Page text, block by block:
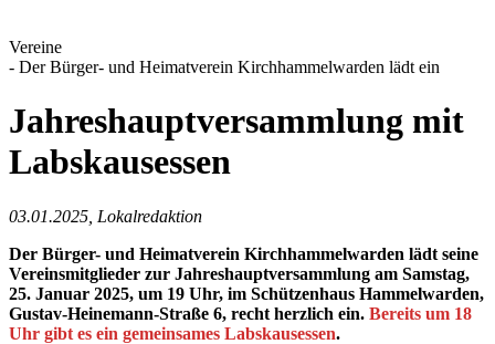
Vereine
- Der Bürger- und Heimatverein Kirchhammelwarden lädt ein
Jahreshauptversammlung mit
Labskausessen
03.01.2025, Lokalredaktion
Der Bürger- und Heimatverein Kirchhammelwarden lädt seine
Vereinsmitglieder zur Jahreshauptversammlung am Samstag,
25. Januar 2025, um 19 Uhr, im Schützenhaus Hammelwarden,
Gustav-Heinemann-Straße 6, recht herzlich ein. Bereits um 18
Uhr gibt es ein gemeinsames Labskausessen.